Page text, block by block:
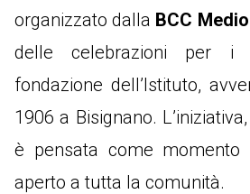
organizzato dalla BCC
delle celebrazioni per i
fondazione dell’Istituto,
1906 a Bisignano.
è pensata come momento
aperto a tutta la comunità.